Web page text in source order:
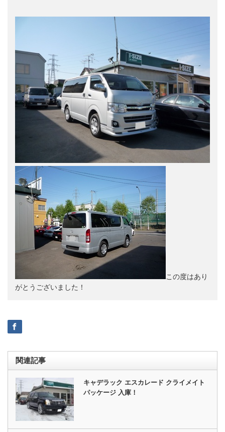
この度はあり
がとうございました！
関連記事
キャデラック エスカレード クライメイト
パッケージ 入庫！